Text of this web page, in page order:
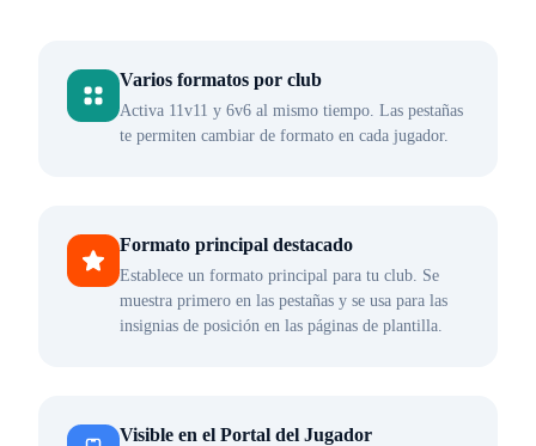
Varios formatos por club
Activa 11v11 y 6v6 al mismo tiempo. Las pestañas
te permiten cambiar de formato en cada jugador.
Formato principal destacado
Establece un formato principal para tu club. Se
muestra primero en las pestañas y se usa para las
insignias de posición en las páginas de plantilla.
Visible en el Portal del Jugador